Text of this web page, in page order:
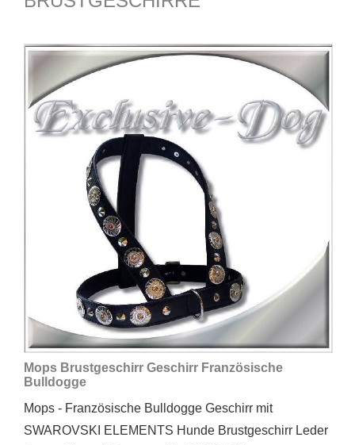
Mops Brustgeschirr Geschirr Französische
Bulldogge
Mops - Französische Bulldogge Geschirr mit
SWAROVSKI ELEMENTS Hunde Brustgeschirr Leder